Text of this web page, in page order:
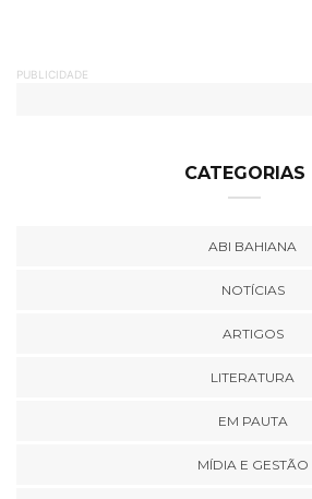
PUBLICIDADE
CATEGORIAS
ABI BAHIANA
NOTÍCIAS
ARTIGOS
LITERATURA
EM PAUTA
MÍDIA E GESTÃO